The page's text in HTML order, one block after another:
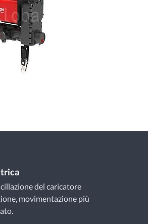
del caricatore
movimentazione più